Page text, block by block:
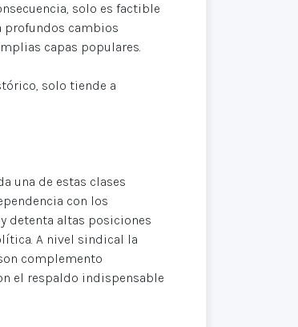
solo es factible
profundos cambios
capas populares.
solo tiende a
una de estas clases
con los
detenta altas posiciones
A nivel sindical la
complemento
el respaldo indispensable